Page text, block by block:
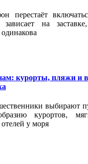
перестаёт
зависает на
курорты, пляжи и
выбирают
курортов,
у моря